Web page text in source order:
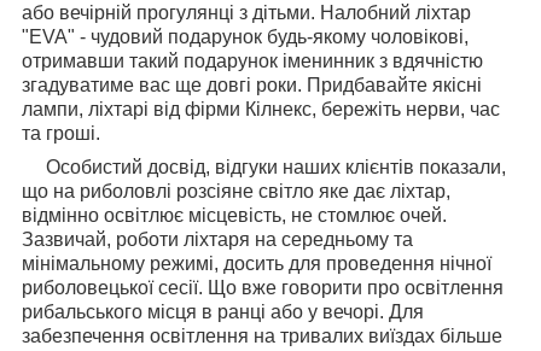
або вечірній прогулянці з дітьми. Налобний ліхтар
"EVA" - чудовий подарунок будь-якому чоловікові,
отримавши такий подарунок іменинник з вдячністю
згадуватиме вас ще довгі роки. Придбавайте якісні
лампи, ліхтарі від фірми Кілнекс, бережіть нерви, час
та гроші.
Особистий досвід, відгуки наших клієнтів показали,
що на риболовлі розсіяне світло яке дає ліхтар,
відмінно освітлює місцевість, не стомлює очей.
Зазвичай, роботи ліхтаря на середньому та
мінімальному режимі, досить для проведення нічної
риболовецької сесії. Що вже говорити про освітлення
рибальського місця в ранці або у вечорі. Для
забезпечення освітлення на тривалих виїздах більше